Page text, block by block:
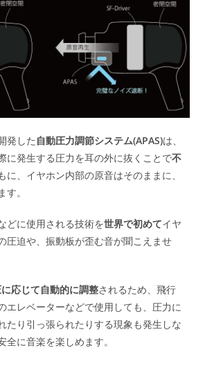
発した 自動圧力調節システム(APAS)は、
に発生する圧力を耳の外に抜くことで不
に、イヤホン内部の原音はそのままに、
。
どに使用される技術を世界で初めてイヤ
圧迫や、振動板が歪む音が聞こえませ
応じて自動的に調整されるため、飛行
エレベーターなどで使用しても、圧力に
たり引っ張られたりする現象も発生しな
全に音楽を楽しめます。